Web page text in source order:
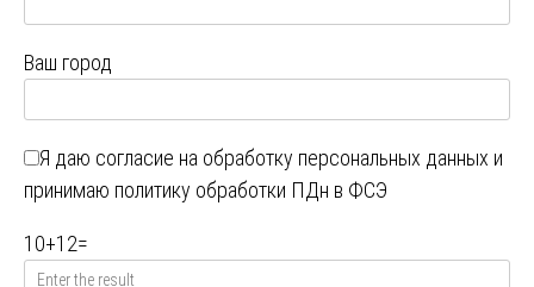
Ваш город
Я даю согласие на обработку персональных данных и
принимаю политику обработки ПДн в ФСЭ
10+12=